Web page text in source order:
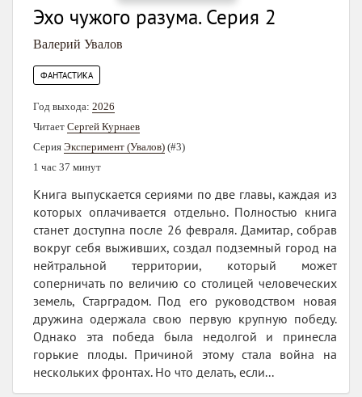
Эхо чужого разума. Серия 2
Валерий Увалов
ФАНТАСТИКА
Год выхода: 2026
Читает Сергей Курнаев
Серия Эксперимент (Увалов) (#3)
1 час 37 минут
Книга выпускается сериями по две главы, каждая из
которых оплачивается отдельно. Полностью книга
станет доступна после 26 февраля. Дамитар, собрав
вокруг себя выживших, создал подземный город на
нейтральной территории, который может
соперничать по величию со столицей человеческих
земель, Старградом. Под его руководством новая
дружина одержала свою первую крупную победу.
Однако эта победа была недолгой и принесла
горькие плоды. Причиной этому стала война на
нескольких фронтах. Но что делать, если...